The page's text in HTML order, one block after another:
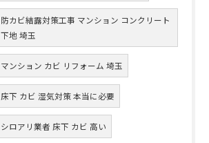
防カビ結露対策工事 マンション コンクリート
下地 埼玉
マンション カビ リフォーム 埼玉
床下 カビ 湿気対策 本当に必要
シロアリ業者 床下 カビ 高い